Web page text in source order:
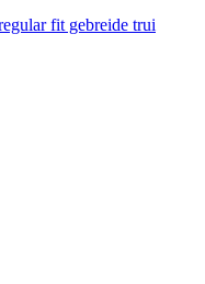
fit gebreide trui